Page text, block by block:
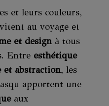
et leurs couleurs,
au voyage et
et designà tous
Entre esthétique
et abstraction, les
apportent une
aux